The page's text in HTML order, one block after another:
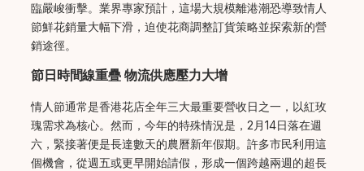
臨嚴峻衝擊。業界專家預計，這場大規模離港潮恐導致情人
節鮮花銷量大幅下滑，迫使花商調整訂貨策略並探索新的營
銷途徑。
節日時間線重疊 物流供應壓力大增
情人節通常是香港花店全年三大最重要營收日之一，以紅玫
瑰需求為核心。然而，今年的特殊情況是，2月14日落在週
六，緊接著便是長達數天的農曆新年假期。許多市民利用這
個機會，從週五或更早開始請假，形成一個跨越兩週的超長